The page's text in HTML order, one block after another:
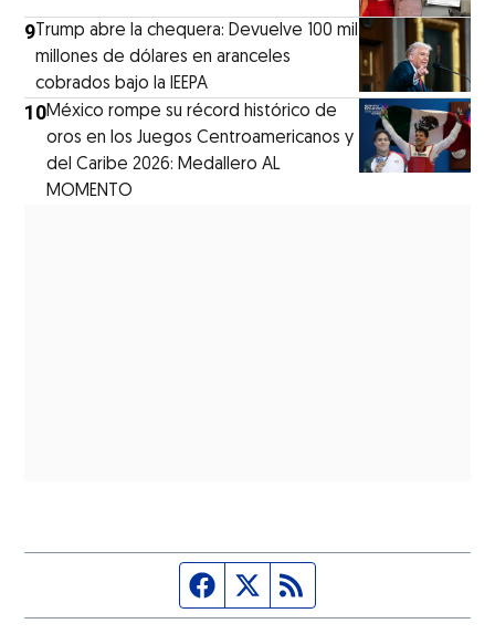
9 Trump abre la chequera: Devuelve 100 mil
millones de dólares en aranceles
cobrados bajo la IEEPA
10México rompe su récord histórico de
oros en los Juegos Centroamericanos y
del Caribe 2026: Medallero AL
MOMENTO
Página de Facebook
Fuente Twitter